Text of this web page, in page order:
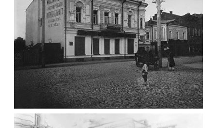
ФОТО ЖИТОМИРА 1905 ВУЛ.
МИХАЙЛІВСЬКА-СКОРУЛЬСЬКОГО
Фото Житомира період